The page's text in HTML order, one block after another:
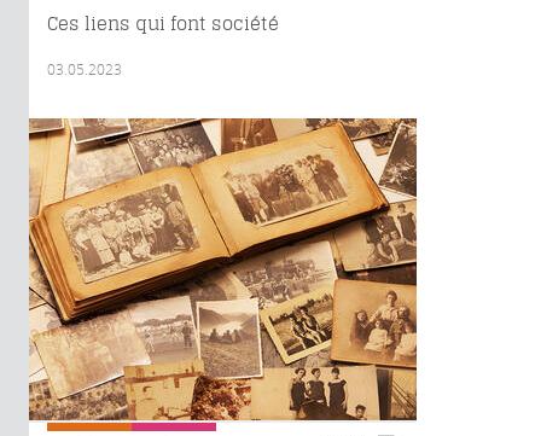
Ces liens qui font société
03.05.2023